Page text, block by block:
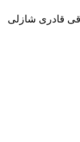
قادری شازلی